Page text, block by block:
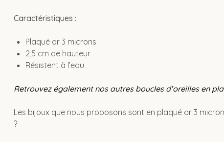
Caractéristiques :
Plaqué or 3 microns
2,5 cm de hauteur
Résistent à l’eau
Retrouvez également nos autres boucles d’oreilles en
Les bijoux que nous proposons sont en plaqué or 3
?